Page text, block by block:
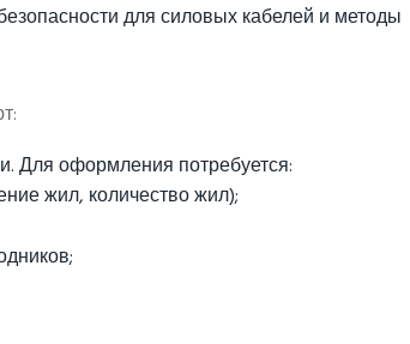
для силовых кабелей и методы
Для оформления потребуется:
жил, количество жил);